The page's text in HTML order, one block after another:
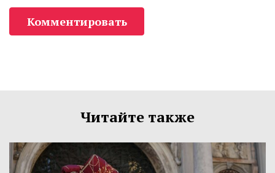
Комментировать
Читайте также